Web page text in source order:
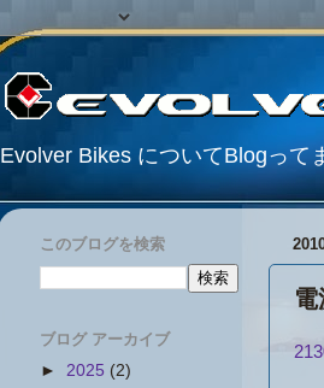
Evolver Bikes についてBlogって
このブログを検索
ブログ アーカイブ
► 2025 (2)